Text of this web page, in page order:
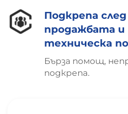
Подкрепа след
продажбата и
техническа
Бърза помощ,
подкрепа.